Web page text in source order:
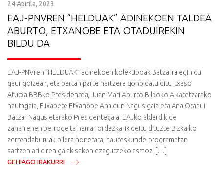
24 Apirila, 2023
EAJ-PNVREN “HELDUAK” ADINEKOEN TALDEA
ABURTO, ETXANOBE ETA OTADUIREKIN
BILDU DA
EAJ-PNVren “HELDUAK” adinekoen kolektiboak Batzarra egin du
gaur goizean, eta bertan parte hartzera gonbidatu ditu Itxaso
Atutxa BBBko Presidentea, Juan Mari Aburto Bilboko Alkatetzarako
hautagaia, Elixabete Etxanobe Ahaldun Nagusigaia eta Ana Otadui
Batzar Nagusietarako Presidentegaia. EAJko alderdikide
zaharrenen berrogeita hamar ordezkarik deitu dituzte Bizkaiko
zerrendaburuak bilera honetara, hauteskunde-programetan
sartzen ari diren gaiak sakon ezagutzeko asmoz. […]
GEHIAGO IRAKURRI